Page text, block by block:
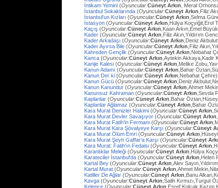
İntikam Yemini (Oyuncular:Cüneyt Arkın , Meral
İstanbul Sokaklarında (Oyuncular:Cüneyt Arkın ,Filiz
İstanbul'un Kızları (Oyuncular:Cüneyt Arkın ,Selma
İstasyon (Oyuncular:Cüneyt Arkın ,Hülya Koçyiğit,Erol
Kaçış (Oyuncular:Cüneyt Arkın ,Kaan Arkın,Emel
Kader (Oyuncular:Cüneyt Arkın ,Filiz Akın,Yıldırım
Kader Arkadaşı (Oyuncular:Cüneyt Arkın ,Deniz
Kader Ayırsa Bile (Oyuncular:Cüneyt Arkın ,Filiz
Kahreden Gençlik (Oyuncular:Cüneyt Arkın ,Nebahat
Kanca (Oyuncular:Cüneyt Arkın ,Aytekin Akkaya,Kadir
Kanije Kalesi (Oyuncular:Cüneyt Arkın ,Melike
Kanun Adamı (Oyuncular:Cüneyt Arkın ,Bahar
Kanun Der ki (Oyuncular:Cüneyt Arkın ,Nebahat Çehre)
Kanun Gücü (Oyuncular:Cüneyt Arkın ,Deniz
Kanun Kanundur (Oyuncular:Cüneyt Arkın ,Ahmet
Kanunsuz Kahraman (Oyuncular:Cüneyt Arkın ,Sevda
Kaplanlar (Oyuncular:Cüneyt Arkın ,Bahar
Kaplanlar Ağlamaz (Oyuncular:Cüneyt Arkın ,Bahar
Kara Murat Denizler Hakimi (Oyuncular:Cüneyt Arkın
Kara Murat Devler Savaşıyor (Oyuncular:Cüneyt Arkın
Kara Murat Fatih'in Fermanı (Oyuncular:Cüneyt Arkın
Kara Murat Kara Şövalyeye Karşı (Oyuncular:Cüneyt
Kara Murat Ölüm Emri (Oyuncular:Cüneyt Arkın
Kara Murat Şeyh Gaffar'a Karşı (Oyuncular:Cüneyt
Kara Murat: Fatih'ın Fedaisi (Oyuncular:Cüneyt Arkın
Karanlıklar Meleği (Oyuncular:Cüneyt Arkın ,Hülya
Karateciler İstanbul'da (Oyuncular:Cüneyt Arkın ,Helen
Kartal Bey (Oyuncular:Cüneyt Arkın ,Alev
Kartal Murat (Oyuncular:Cüneyt Arkın ,Ahmet
Katiller De Ağlar (Oyuncular:Cüneyt Arkın ,Banu
Kavga (Oyuncular:Cüneyt Arkın ,Salih Kırmızı,Turgut
Kelepçe (Oyuncular:Cüneyt Arkın ,Eşref